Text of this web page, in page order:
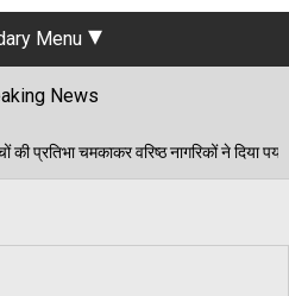
Menu
News
ने दिया पर्यावरण संरक्षण का संदेश